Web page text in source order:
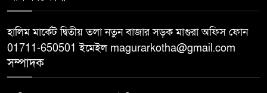
হালিম মার্কেট দ্বিতীয় তলা নতুন বাজার সড়ক মাগুরা অফিস ফোন
01711-650501 ইমেইল magurarkotha@gmail.com
সম্পাদক